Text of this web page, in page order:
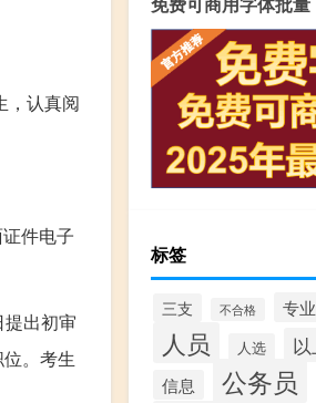
，认真阅
件电子
出初审
。考生
标签
三支 不合格 专业
人员 人选
信息 公务员